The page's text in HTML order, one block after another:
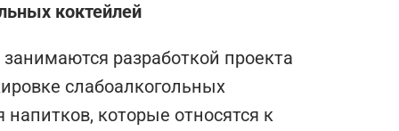
коктейлей
разработкой проекта
слабоалкогольных
которые относятся к